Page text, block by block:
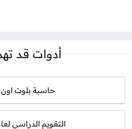
أدوات قد
حاسبة بلوت اون
التقويم الدراسي لعام